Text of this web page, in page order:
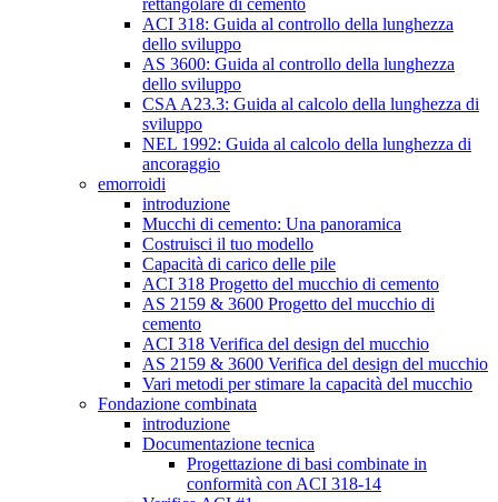
rettangolare di cemento
ACI 318: Guida al controllo della lunghezza
dello sviluppo
AS 3600: Guida al controllo della lunghezza
dello sviluppo
CSA A23.3: Guida al calcolo della lunghezza di
sviluppo
NEL 1992: Guida al calcolo della lunghezza di
ancoraggio
emorroidi
introduzione
Mucchi di cemento: Una panoramica
Costruisci il tuo modello
Capacità di carico delle pile
ACI 318 Progetto del mucchio di cemento
AS 2159 & 3600 Progetto del mucchio di
cemento
ACI 318 Verifica del design del mucchio
AS 2159 & 3600 Verifica del design del mucchio
Vari metodi per stimare la capacità del mucchio
Fondazione combinata
introduzione
Documentazione tecnica
Progettazione di basi combinate in
conformità con ACI 318-14